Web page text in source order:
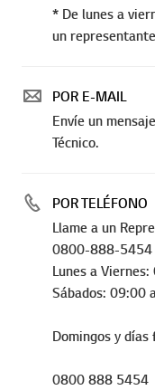
* De lunes a
un
POR E-MAIL
Envíe un
Técnico.
POR TELÉFONO
Llame a un
0800-888-5454
Lunes a
Sábados: 09:00
Domingos y
0800 888 5454